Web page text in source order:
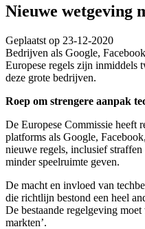
Nieuwe wetgeving
Geplaatst op 23-12-2020
Bedrijven als Google,
Europese regels zijn inmiddels
deze grote bedrijven.
Roep om strengere aanpak
De Europese Commissie heeft
platforms als Google,
nieuwe regels, inclusief
minder speelruimte geven.
De macht en invloed van
die richtlijn bestond een heel
De bestaande regelgeving
markten’.